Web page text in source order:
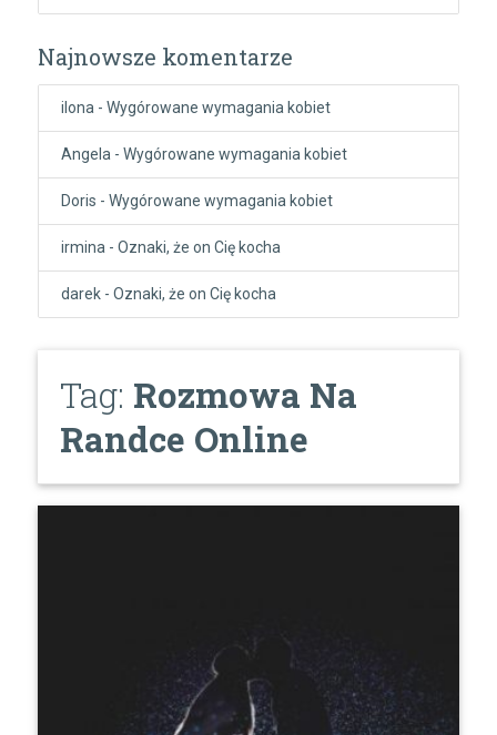
Najnowsze komentarze
ilona - Wygórowane wymagania kobiet
Angela - Wygórowane wymagania kobiet
Doris - Wygórowane wymagania kobiet
irmina - Oznaki, że on Cię kocha
darek- Oznaki, że on Cię kocha
Tag: Rozmowa Na
Randce Online